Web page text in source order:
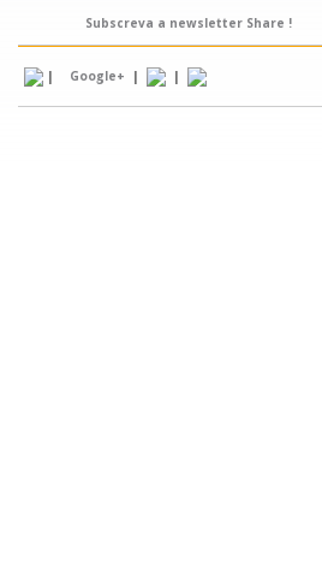
Subscreva a newsletter Share !
| Google+ | |